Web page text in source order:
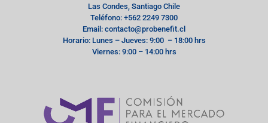
Las Condes, Santiago Chile
Teléfono: +562 2249 7300
Email: contacto@probenefit.cl
Horario: Lunes – Jueves: 9:00 – 18:00 hrs
Viernes: 9:00 – 14:00 hrs